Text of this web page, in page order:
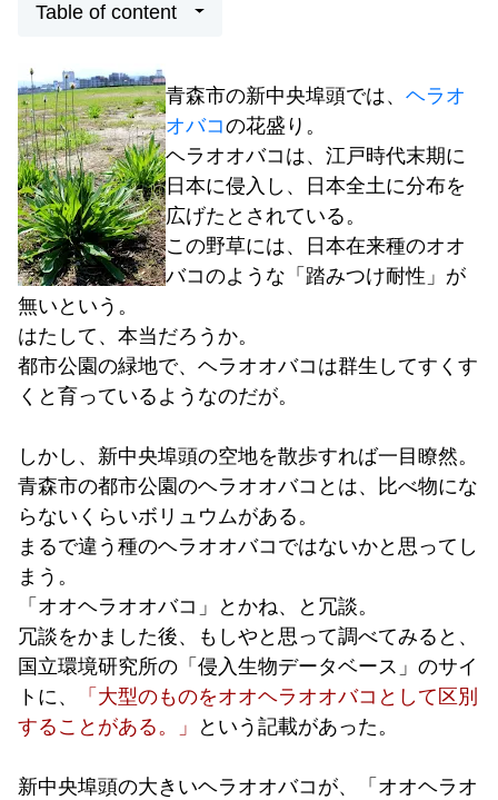
Table of content
青森市の新中央埠頭では、 ヘラオ
オバコの花盛り。
ヘラオオバコは、江戸時代末期に
日本に侵入し、日本全土に分布を
広げたとされている。
この野草には、日本在来種のオオ
バコのような「踏みつけ耐性」が
無いという。
はたして、本当だろうか。
都市公園の緑地で、ヘラオオバコは群生してすくす
くと育っているようなのだが。
しかし、新中央埠頭の空地を散歩すれば一目瞭然。
青森市の都市公園のヘラオオバコとは、比べ物にな
らないくらいボリュウムがある。
まるで違う種のヘラオオバコではないかと思ってし
まう。
「オオヘラオオバコ」とかね、と冗談。
冗談をかました後、もしやと思って調べてみると、
国立環境研究所の「侵入生物データベース」のサイ
トに、
「大型のものをオオヘラオオバコとして区別
することがある。」
という記載があった。
新中央埠頭の大きいヘラオオバコが、「オオヘラオ